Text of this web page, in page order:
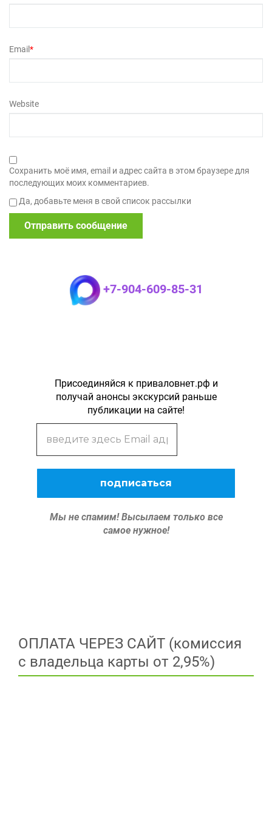
Email*
Website
Сохранить моё имя, email и адрес сайта в этом браузере для
последующих моих комментариев.
Да, добавьте меня в свой список рассылки
+7-904-609-85-31
Присоединяйся к приваловнет.рф и
получай анонсы экскурсий раньше
публикации на сайте!
Мы не спамим! Высылаем только все
самое нужное!
ОПЛАТА ЧЕРЕЗ САЙТ (комиссия
с владельца карты от 2,95%)